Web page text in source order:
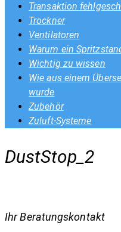
Transaktion
Trockner
Ventilatoren
Warum ein
Wichtig zu wissen
Wie aus einem
wurde
Zubehör
Zuluft-Systeme
DustStop_2
Ihr Beratungskontakt